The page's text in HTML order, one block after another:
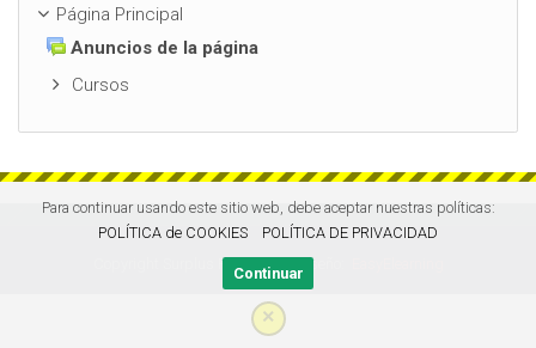
Página Principal
Anuncios de la página
Cursos
Copyright Surplus Formación | Diseño:
Para continuar usando este sitio web, debe aceptar nuestras políticas:
POLÍTICA de COOKIES
POLÍTICA DE PRIVACIDAD
Continuar